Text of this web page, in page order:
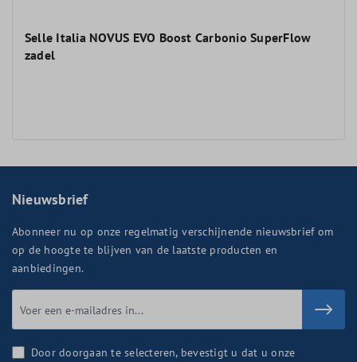
Selle Italia NOVUS EVO Boost Carbonio SuperFlow
zadel
Nieuwsbrief
Abonneer nu op onze regelmatig verschijnende nieuwsbrief om
op de hoogte te blijven van de laatste producten en
aanbiedingen.
Door doorgaan te selecteren, bevestigt u dat u onze